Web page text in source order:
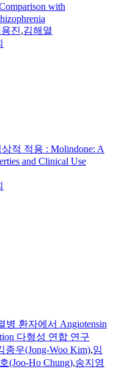
with
진,김해열
적 적용 : Molindone: A
and Clinical Use
병 환자에서 Angiotensin
다형성 연합 연구
종우(Jong-Woo Kim),임
(Joo-Ho Chung),송지영